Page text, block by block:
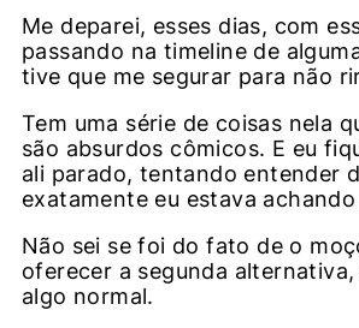
Me deparei, esses dias, com
passando na timeline de
tive que me segurar para não
Tem uma série de coisas nela
são absurdos cômicos. E eu
ali parado, tentando entender
exatamente eu estava
Não sei se foi do fato de o
oferecer a segunda
algo normal.